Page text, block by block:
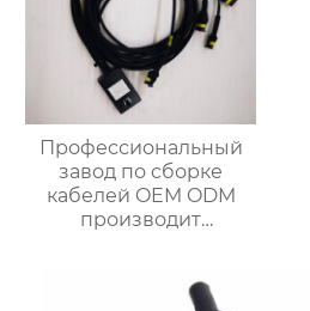
Профессиональный
завод по сборке
кабелей OEM ODM
производит
индивидуальному